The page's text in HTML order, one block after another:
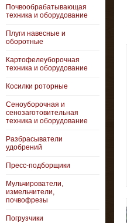
Почвообрабатывающая
техника и оборудование
Плуги навесные и
оборотные
Картофелеуборочная
техника и оборудование
Косилки роторные
Сеноуборочная и
сенозаготовительная
техника и оборудование
Разбрасыватели
удобрений
Пресс-подборщики
Мульчирователи,
измельчители,
почвофрезы
Погрузчики